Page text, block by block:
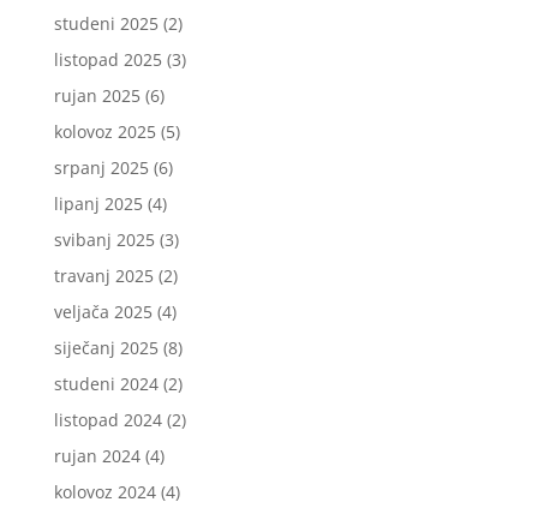
studeni 2025(2)
listopad 2025(3)
rujan 2025(6)
kolovoz 2025(5)
srpanj 2025(6)
lipanj 2025(4)
svibanj 2025(3)
travanj 2025(2)
veljača 2025(4)
siječanj 2025(8)
studeni 2024(2)
listopad 2024(2)
rujan 2024(4)
kolovoz 2024(4)